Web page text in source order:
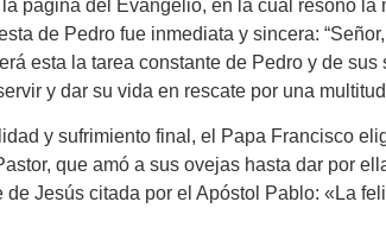
página del Evangelio, en la cual resonó
de Pedro fue inmediata y sincera:
esta la tarea constante de Pedro y de
y dar su vida en rescate por una
y sufrimiento final, el Papa Francisco
que amó a sus ovejas hasta dar por
de Jesús citada por el Apóstol Pablo: «La